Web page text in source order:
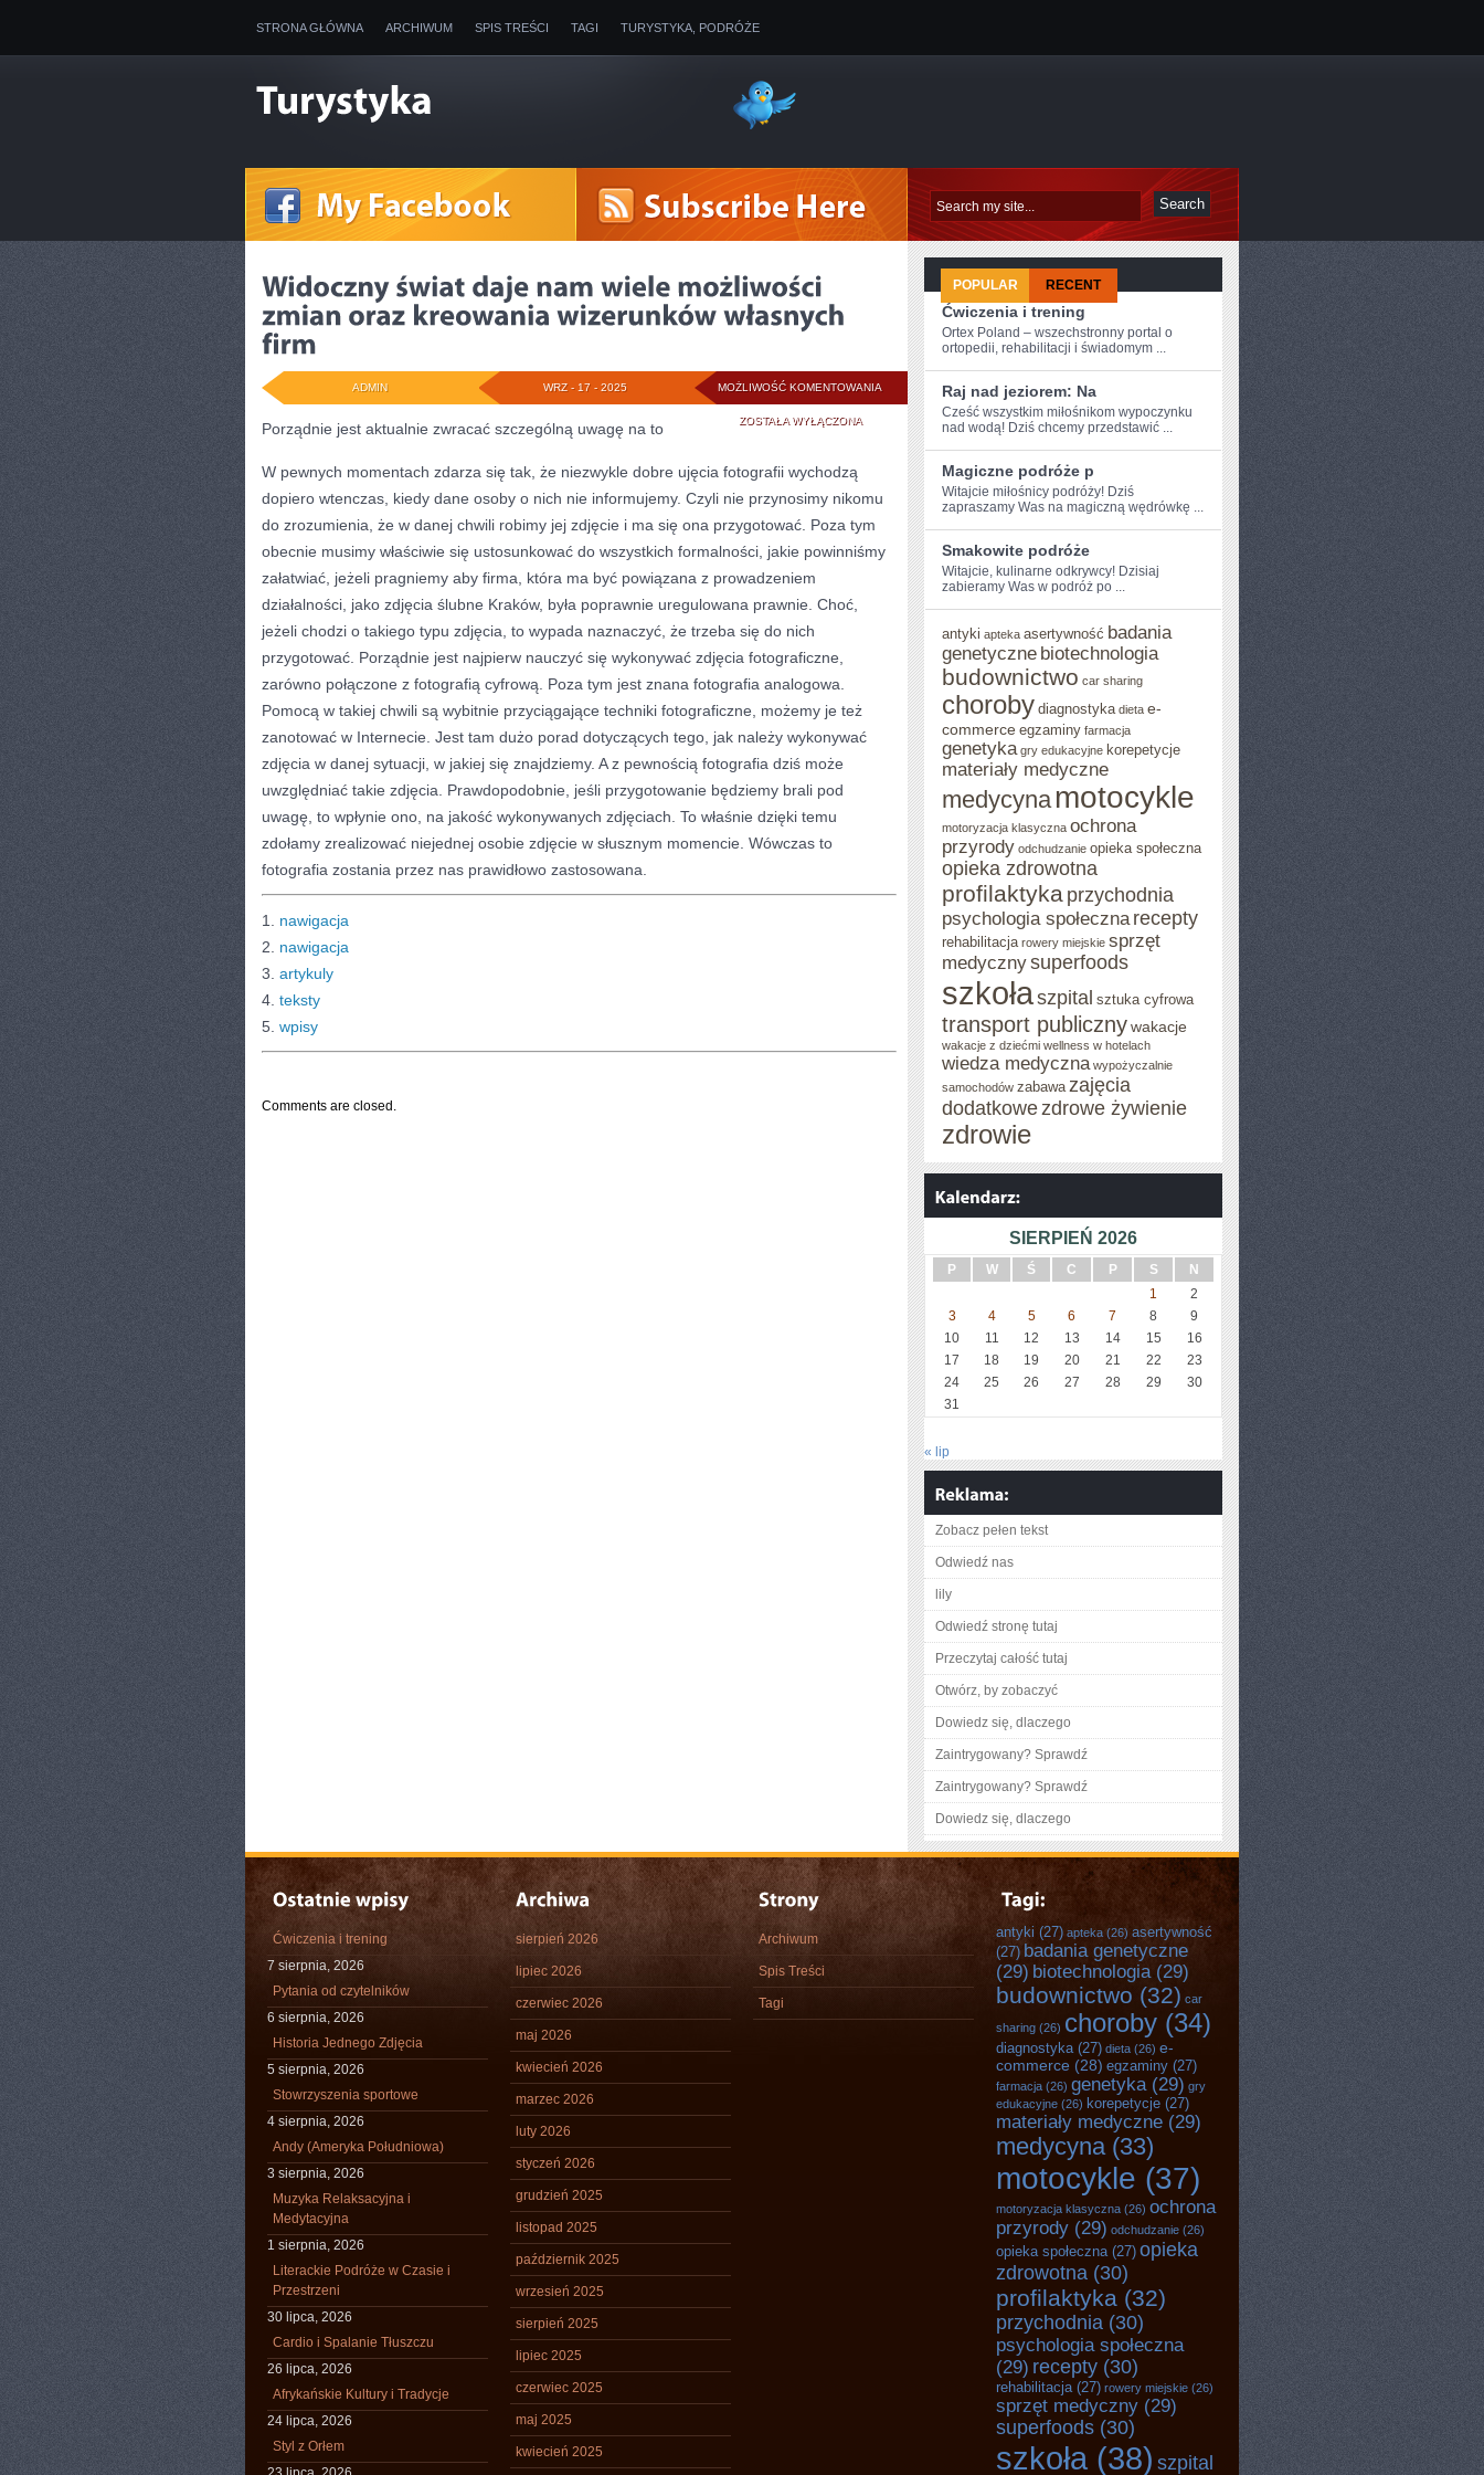
STRONA GŁÓWNA ARCHIWUM SPIS TREŚCI TAGI TURYSTYKA, PODRÓŻE
MOŻLIWOŚĆ KOMENTOWANIA WIDOCZNY
ŚWIAT
DAJE
WIELE
MOŻLIWOŚCI
ZMIAN
ORAZ
KREOWANIA
WIZERUNKÓW
WŁASNYCH
ZOSTAŁA WYŁĄCZONA
WRZ - 17 - 2025
ADMIN
Porządnie jest aktualnie zwracać szczególną uwagę na to
W pewnych momentach zdarza się tak, że niezwykle dobre ujęcia fotografii wychodzą
dopiero wtenczas, kiedy dane osoby o nich nie informujemy. Czyli nie przynosimy nikomu
do zrozumienia, że w danej chwili robimy jej zdjęcie i ma się ona przygotować. Poza tym
obecnie musimy właściwie się ustosunkować do wszystkich formalności, jakie powinniśmy
załatwiać, jeżeli pragniemy aby firma, która ma być powiązana z prowadzeniem
działalności, jako zdjęcia ślubne Kraków, była poprawnie uregulowana prawnie. Choć,
jeżeli chodzi o takiego typu zdjęcia, to wypada naznaczyć, że trzeba się do nich
przygotować. Porządnie jest najpierw nauczyć się wykonywać zdjęcia fotograficzne,
zarówno połączone z fotografią cyfrową. Poza tym jest znana fotografia analogowa.
Pomocą w takiej chwili są wybitnie przyciągające techniki fotograficzne, możemy je też
zanotować w Internecie. Jest tam dużo porad dotyczących tego, jak należy wykonywać
zdjęcia w danej sytuacji, w jakiej się znajdziemy. A z pewnością fotografia dziś może
uwzględniać takie zdjęcia. Prawdopodobnie, jeśli przygotowanie będziemy brali pod
uwagę, to wpłynie ono, na jakość wykonywanych zdjęciach. To właśnie dzięki temu
zdołamy zrealizować niejednej osobie zdjęcie w słusznym momencie. Wówczas to
fotografia zostania przez nas prawidłowo zastosowana.
1. nawigacja
2. nawigacja
3. artykuly
4. teksty
5. wpisy
Comments are closed.
POPULAR RECENT
Ćwiczenia i trening
Ortex Poland – wszechstronny portal o
ortopedii, rehabilitacji i świadomym ...
Raj nad jeziorem: Na
Cześć wszystkim ⁤miłośnikom wypoczynku
nad wodą! Dziś⁣ chcemy przedstawić ...
Magiczne podróże p
Witajcie miłośnicy ​podróży! Dziś
zapraszamy Was na magiczną wędrówkę ...
Smakowite podróże
Witajcie, kulinarne​ odkrywcy! Dzisiaj
zabieramy Was w podróż po ...
antyki apteka asertywność badania
genetyczne biotechnologia
budownictwo car sharing
choroby diagnostyka dieta e-
commerce egzaminy farmacja
genetyka gry edukacyjne korepetycje
materiały medyczne
medycyna motocykle
motoryzacja klasyczna ochrona
przyrody odchudzanie opieka społeczna
opieka zdrowotna
profilaktyka przychodnia
psychologia społeczna recepty
rehabilitacja rowery miejskie sprzęt
medycznysuperfoods
szkołaszpital sztuka cyfrowa
transport publicznywakacje
wakacje z dziećmi wellness w hotelach
wiedza medyczna wypożyczalnie
samochodów zabawa zajęcia
dodatkowezdrowe żywienie
zdrowie
SIERPIEŃ 2026
P W Ś C P S
N
1
2
3
4 5 6 7 8
9
10
11 12 13 14 15
16
17
18 19 20 21 22
23
24
25 26 27 28 29
30
31
« lip
Zobacz pełen tekst
Odwiedź nas
lily
Odwiedź stronę tutaj
Przeczytaj całość tutaj
Otwórz, by zobaczyć
Dowiedz się, dlaczego
Zaintrygowany? Sprawdź
Zaintrygowany? Sprawdź
Dowiedz się, dlaczego
Ćwiczenia i trening
7 sierpnia, 2026
Pytania od czytelników
6 sierpnia, 2026
Historia Jednego Zdjęcia
5 sierpnia, 2026
Stowrzyszenia sportowe
4 sierpnia, 2026
Andy (Ameryka Południowa)
3 sierpnia, 2026
Muzyka Relaksacyjna i
Medytacyjna
1 sierpnia, 2026
Literackie Podróże w Czasie i
Przestrzeni
30 lipca, 2026
Cardio i Spalanie Tłuszczu
26 lipca, 2026
Afrykańskie Kultury i Tradycje
24 lipca, 2026
Styl z Orłem
sierpień 2026
lipiec 2026
czerwiec 2026
maj 2026
kwiecień 2026
marzec 2026
luty 2026
styczeń 2026
grudzień 2025
listopad 2025
październik 2025
wrzesień 2025
sierpień 2025
lipiec 2025
czerwiec 2025
maj 2025
kwiecień 2025
Archiwum
Spis Treści
Tagi
antyki (27) apteka (26) asertywność
(27) badania genetyczne
(29) biotechnologia (29)
budownictwo (32) car
sharing (26) choroby (34)
diagnostyka(27) dieta (26) e-
commerce (28) egzaminy (27)
farmacja (26) genetyka (29) gry
edukacyjne (26) korepetycje (27)
materiały medyczne (29)
medycyna(33)
motocykle (37)
motoryzacja klasyczna (26) ochrona
przyrody (29) odchudzanie (26)
opieka społeczna(27) opieka
zdrowotna (30)
profilaktyka (32)
przychodnia (30)
psychologia społeczna
(29) recepty (30)
rehabilitacja(27) rowery miejskie (26)
sprzęt medyczny (29)
superfoods (30)
szkoła (38) szpital